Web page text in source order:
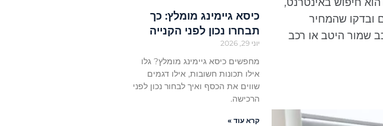
ובדקו שהמחיר
שמור היטב או רכב
כיסא גיימינג מומלץ: כך
תבחרו נכון לפני הקנייה
יוני 29, 2026
מחפשים כיסא גיימינג מומלץ? גלו
אילו תכונות חשובות, אילו דגמים
שווים את הכסף ואיך לבחור נכון לפני
הרכישה.
קרא עוד »